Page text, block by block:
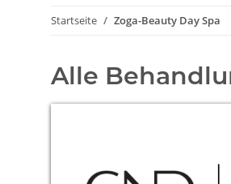
Startseite Zoga-Beauty Day Spa
Alle